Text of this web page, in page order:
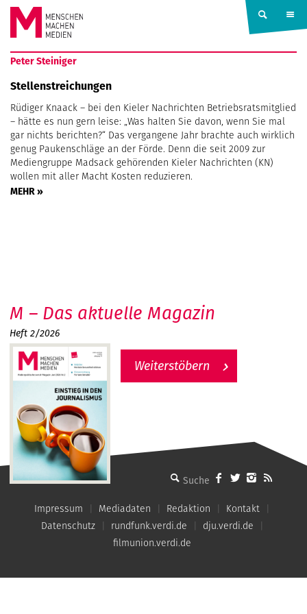
Springe zum Inhalt
MENSCHEN
MACHEN
MEDIEN
Peter Steiniger
Stellenstreichungen
Rüdiger Knaack – bei den Kieler Nachrichten Betriebsratsmitglied
– hätte es nun gern leise: „Was halten Sie davon, wenn Sie mal
gar nichts berichten?“ Das vergangene Jahr brachte auch wirklich
genug Paukenschläge an der Förde. Denn die seit 2009 zur
Mediengruppe Madsack gehörenden Kieler Nachrichten (KN)
wollen mit aller Macht Kosten reduzieren.
MEHR »
MMM - Menschen machen Medien
M – Das aktuelle Magazin
Heft 2/2026
Weiterstöbern
Impressum Mediadaten Redaktion
Kontakt
Datenschutz
rundfunk.verdi.de
dju.verdi.de
filmunion.verdi.de